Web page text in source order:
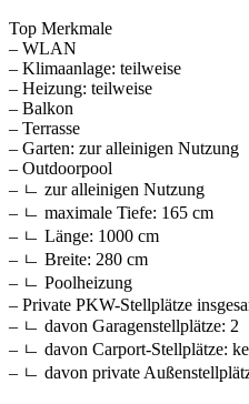
Top Merkmale
– WLAN
– Klimaanlage: teilweise
– Heizung: teilweise
– Balkon
– Terrasse
– Garten: zur alleinigen Nutzung
– Outdoorpool
– ㄴ zur alleinigen Nutzung
– ㄴ maximale Tiefe: 165 cm
– ㄴ Länge: 1000 cm
– ㄴ Breite: 280 cm
– ㄴ Poolheizung
– Private PKW-Stellplätze
– ㄴ davon Garagenstellplätze: 2
– ㄴ davon Carport-Stellplätze:
– ㄴ davon private